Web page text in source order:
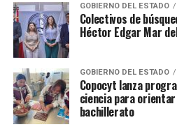
GOBIERNO DEL ESTADO
Colectivos de
Héctor Edgar Mar
GOBIERNO DEL ESTADO
Copocyt lanza
ciencia para
bachillerato